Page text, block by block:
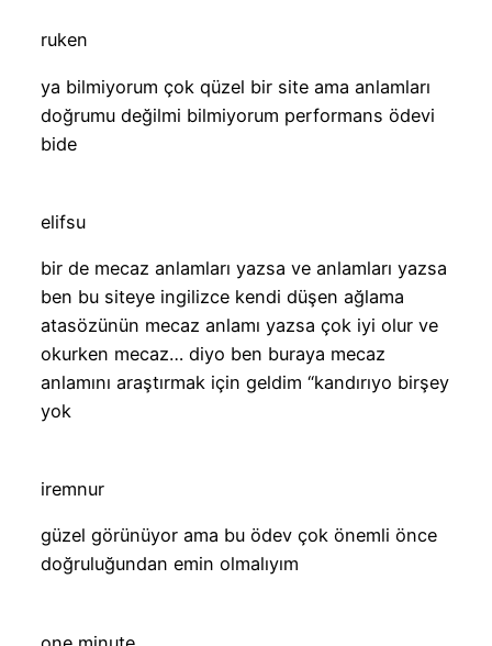
ruken
ya bilmiyorum çok qüzel bir site ama anlamları
doğrumu değilmi bilmiyorum performans ödevi
bide
elifsu
bir de mecaz anlamları yazsa ve anlamları yazsa
ben bu siteye ingilizce kendi düşen ağlama
atasözünün mecaz anlamı yazsa çok iyi olur ve
okurken mecaz… diyo ben buraya mecaz
anlamını araştırmak için geldim “kandırıyo birşey
yok
iremnur
güzel görünüyor ama bu ödev çok önemli önce
doğruluğundan emin olmalıyım